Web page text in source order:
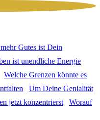
Gutes ist Dein
ist unend­li­che Ener­gie
Wel­che Gren­zen könn­te es
Um Dei­ne Genia­li­tät
Wor­auf